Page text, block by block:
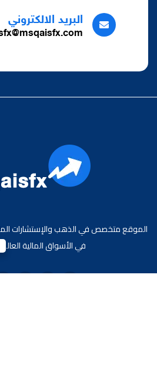
البريد الالكتروني
الموقع متخصص في الذهب والإستشارات
في الأسواق المالية